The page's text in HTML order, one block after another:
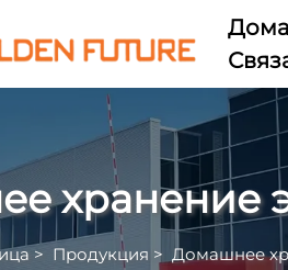
хранение
> Продукция > Домашнее